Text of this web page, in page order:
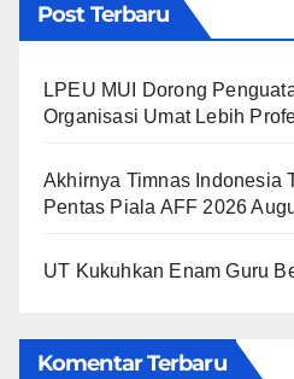
Post Terbaru
LPEU MUI Dorong
Organisasi Umat Lebih
Akhirnya Timnas Indonesia
Pentas Piala AFF 2026
UT Kukuhkan Enam Guru
Komentar Terbaru